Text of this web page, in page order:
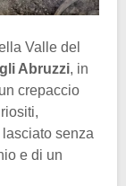
Valle del
Abruzzi, in
crepaccio
senza
e di un